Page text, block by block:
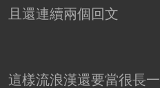
且還連續兩個回文
這樣流浪漢還要當很長